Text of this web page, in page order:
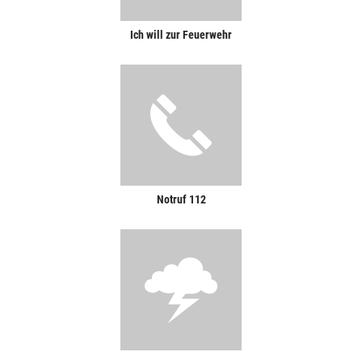
Ich will zur Feuerwehr
Notruf 112